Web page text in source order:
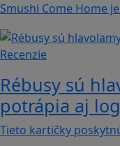
Smushi Come Home
Recenzie
Rébusy sú
potrápia aj
Tieto kartičky